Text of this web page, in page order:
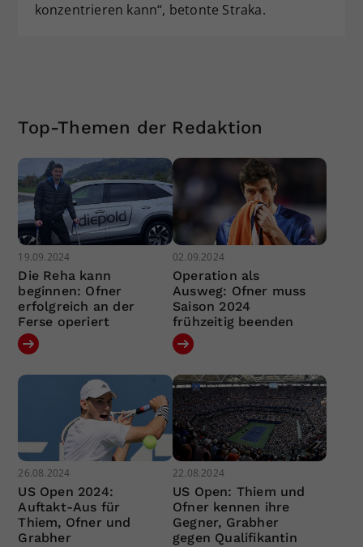
konzentrieren kann“, betonte Straka.
Top-Themen der Redaktion
19.09.2024
Die Reha kann
beginnen: Ofner
erfolgreich an der
Ferse operiert
02.09.2024
Operation als
Ausweg: Ofner muss
Saison 2024
frühzeitig beenden
26.08.2024
US Open 2024:
Auftakt-Aus für
Thiem, Ofner und
Grabher
22.08.2024
US Open: Thiem und
Ofner kennen ihre
Gegner, Grabher
gegen Qualifikantin